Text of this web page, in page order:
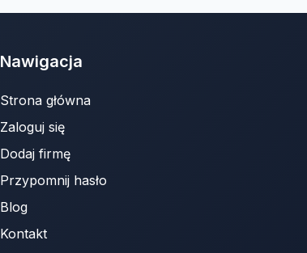
Nawigacja
Strona główna
Zaloguj się
Dodaj firmę
Przypomnij hasło
Blog
Kontakt